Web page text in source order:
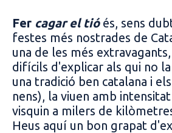
Fer cagar el tióés, sens
festes més nostrades de
una de les més
difícils d'explicar als qui no
una tradició ben catalana i
nens), la viuen amb
visquin a milers de
Heus aquí un bon grapat